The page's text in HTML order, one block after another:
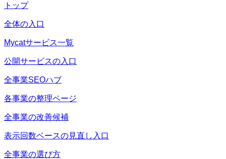
トップ
全体の入口
Mycatサービス一覧
公開サービスの入口
全事業SEOハブ
各事業の整理ページ
全事業の改善候補
表示回数ベースの見直し入口
全事業の選び方